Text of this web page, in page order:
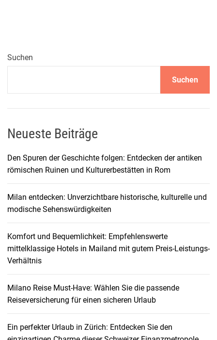
Suchen
Suchen
Neueste Beiträge
Den Spuren der Geschichte folgen: Entdecken der antiken
römischen Ruinen und Kulturerbestätten in Rom
Milan entdecken: Unverzichtbare historische, kulturelle und
modische Sehenswürdigkeiten
Komfort und Bequemlichkeit: Empfehlenswerte
mittelklassige Hotels in Mailand mit gutem Preis-Leistungs-
Verhältnis
Milano Reise Must-Have: Wählen Sie die passende
Reiseversicherung für einen sicheren Urlaub
Ein perfekter Urlaub in Zürich: Entdecken Sie den